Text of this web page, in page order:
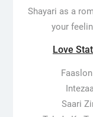
Shayari as a
your
Love
Saari